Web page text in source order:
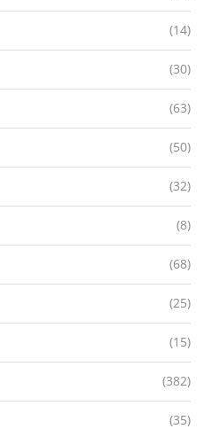
(14)
(30)
(63)
(50)
(32)
(8)
(68)
(25)
(15)
(382)
(35)